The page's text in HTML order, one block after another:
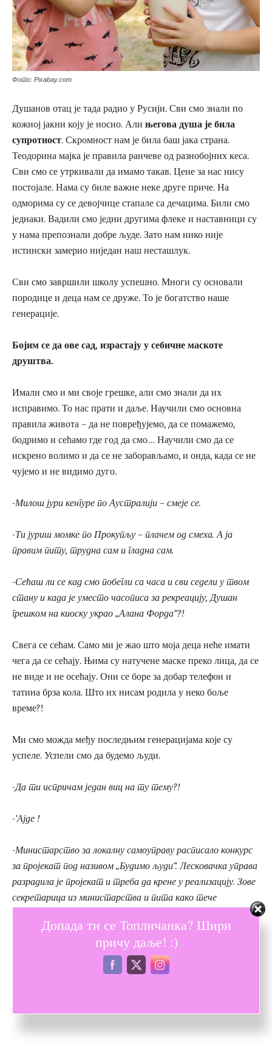
Фото: Pixabay.com
Душанов отац је тада радио у Русији. Сви смо знали по
кожној јакни коју је носио. Али његова душа је била
супротност. Скромност нам је била баш јака страна.
Теодорина мајка је правила ранчеве од разнобојних кеса.
Сви смо се утркивали да имамо такав. Цене за нас нису
постојале. Нама су биле важне неке друге приче. На
одморима су се девојчице стапале са дечацима. Били смо
једнаки. Вадили смо једни другима флеке и наставници су
у нама препознали добре људе. Зато нам нико није
истински замерио ниједан наш несташлук.
Сви смо завршили школу успешно. Многи су основали
породице и деца нам се друже. То је богатство наше
генерације.
Бојим се да ове сад, израстају у себичне маскоте
друштва.
Имали смо и ми своје грешке, али смо знали да их
исправимо. То нас прати и даље. Научили смо основна
правила живота – да не повређујемо, да се помажемо,
бодримо и сећамо где год да смо… Научили смо да се
искрено волимо и да се не заборављамо, и онда, када се не
чујемо и не видимо дуго.
-Милош јури кенгуре по Аустралији – смеје се.
-Ти јуриш момке по Прокупљу – плачем од смеха. А ја
правим питу, трудна сам и гладна сам.
-Сећаш ли се кад смо побегли са часа и сви седели у твом
стану и када је уместо часописа за рекреацију, Душан
грешком на киоску украо „Алана Форда“?!
Свега се сећам. Само ми је жао што моја деца неће имати
чега да се сећају. Њима су натучене маске преко лица, да се
не виде и не осећају. Они се боре за добар телефон и
татина брза кола. Што их нисам родила у неко боље
време?!
Ми смо можда међу последњим генерацијама које су
успеле. Успели смо да будемо људи.
-Да ти испричам један виц на ту тему?!
-’Ајде !
-Министарство за локалну самоуправу расписало конкурс
за пројекат под називом „Будимо људи“. Лесковачка управа
разрадила је пројекат и треба да крене у реализацију. Зове
секретарица из министарства и пита како тече
реализација и шта они заправо раде. Лесковчанин одговара:
„Кад ујутру кренемо на посао, идемо од врата до врата и
Ми не „будимо људи“, али будемо људи. То је одлика наше
Допада ти се Топличанка? Шири
причу даље! :)